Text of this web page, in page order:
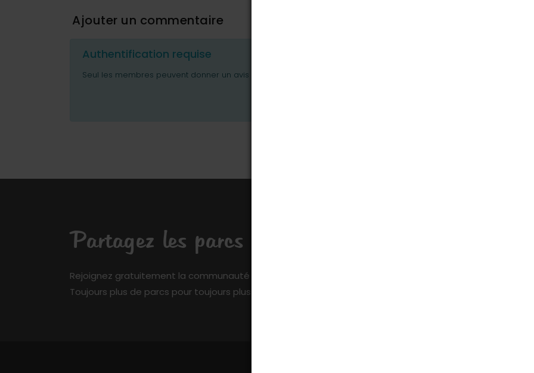
Ajouter un commentaire
Authentification requise
Seul les membres peuvent donner un avis ou poser des questions.
Partagez les parcs que vous connaissez
Rejoignez gratuitement la communauté de My Kiddy Park et ajoutez votre pierre à l’édifice !
Toujours plus de parcs pour toujours plus de fun !